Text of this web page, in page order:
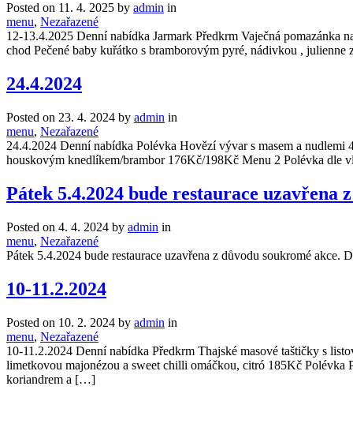
Posted on 11. 4. 2025 by admin in
menu, Nezařazené
12-13.4.2025 Denní nabídka Jarmark Předkrm Vaječná
chod Pečené baby kuřátko s bramborovým pyré, nádivkou ,
24.4.2024
Posted on 23. 4. 2024 by admin in
menu, Nezařazené
24.4.2024 Denní nabídka Polévka Hovězí vývar s masem a
houskovým knedlíkem/brambor 176Kč/198Kč Menu 2 Polévka
Pátek 5.4.2024 bude restaurace uzavřena
Posted on 4. 4. 2024 by admin in
menu, Nezařazené
Pátek 5.4.2024 bude restaurace uzavřena z důvodu soukromé akce.
10-11.2.2024
Posted on 10. 2. 2024 by admin in
menu, Nezařazené
10-11.2.2024 Denní nabídka Předkrm Thajské masové taštičky s
limetkovou majonézou a sweet chilli omáčkou, citró 185Kč Polévka
koriandrem a […]